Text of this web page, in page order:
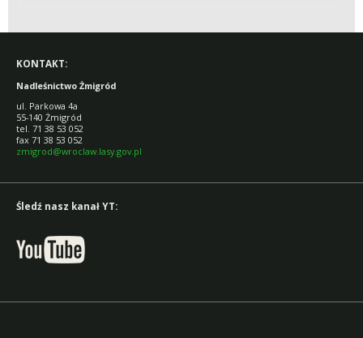
KONTAKT:
Nadleśnictwo Żmigród
ul. Parkowa 4a
55-140 Żmigród
tel. 71 38 53 052
fax 71 38 53 052
zmigrod@wroclaw.lasy.gov.pl
Śledź nasz kanał YT: